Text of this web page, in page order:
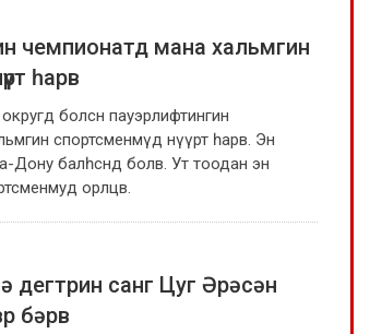
чемпионатд мана хальмгин
һарв
болсн пауэрлифтингин
спортсменмүд нүүрт һарв. Эн
Дону балһснд болв. Ут тоодан эн
орлцв.
дегтрин санг Цуг Әрәсән
бәрв